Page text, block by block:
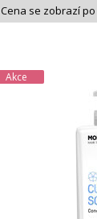
Cena se zobrazí
Akce